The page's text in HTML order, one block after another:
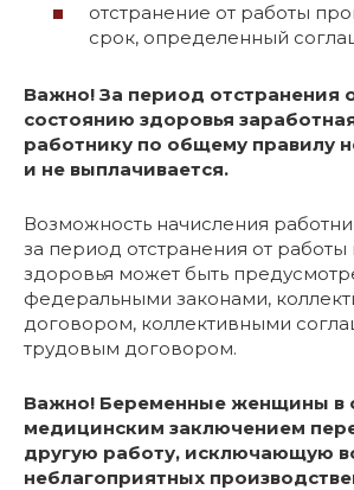
отстранение от работы
срок, определенный
Важно! За период отстранения
состоянию здоровья
работнику по общему правилу
и не выплачивается.
Возможность начисления
за период отстранения от
здоровья может быть
федеральными законами,
договором, коллективными
трудовым договором.
Важно! Беременные женщины в
медицинским заключением
другую работу, исключающую
неблагоприятных